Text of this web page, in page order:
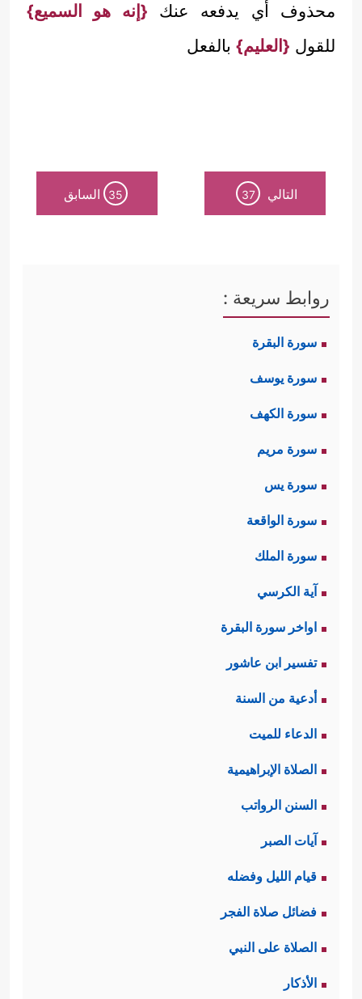
محذوف أي يدفعه عنك {إنه هو السميع}
للقول {العليم} بالفعل
التالي 37
35 السابق
روابط سريعة :
سورة البقرة
سورة يوسف
سورة الكهف
سورة مريم
سورة يس
سورة الواقعة
سورة الملك
آية الكرسي
اواخر سورة البقرة
تفسير ابن عاشور
أدعية من السنة
الدعاء للميت
الصلاة الإبراهيمية
السنن الرواتب
آيات الصبر
قيام الليل وفضله
فضائل صلاة الفجر
الصلاة على النبي
الأذكار